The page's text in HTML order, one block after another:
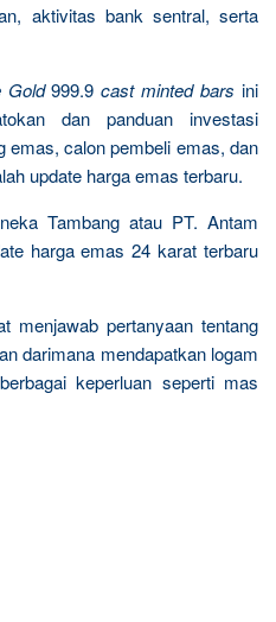
aktivitas bank sentral, serta
Gold999.9cast minted barsini
dan panduan investasi
emas, calon pembeli emas, dan
update harga emas terbaru.
Tambang atau PT. Antam
harga emas 24 karat terbaru
menjawab pertanyaan tentang
darimana mendapatkan logam
keperluan seperti mas